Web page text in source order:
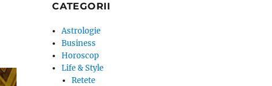
CATEGORII
Astrologie
Business
Horoscop
Life & Style
Retete